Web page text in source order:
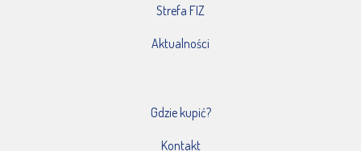
Strefa FIZ
Aktualności
Gdzie kupić?
Kontakt